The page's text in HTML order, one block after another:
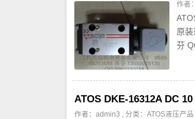
作者
原
芬
ATOS DKE-16312A DC 10
作者：admin3 , 分类： ATOS液压产品